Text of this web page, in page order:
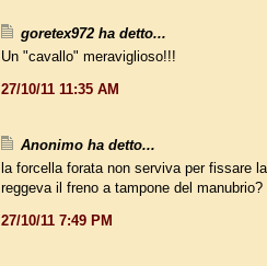
goretex972 ha detto...
Un "cavallo" meraviglioso!!!
27/10/11 11:35 AM
Anonimo ha detto...
la forcella forata non serviva per fissare
reggeva il freno a tampone del manubrio?
27/10/11 7:49 PM